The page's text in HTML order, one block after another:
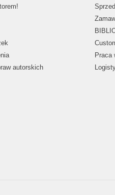
autorskich
Praca